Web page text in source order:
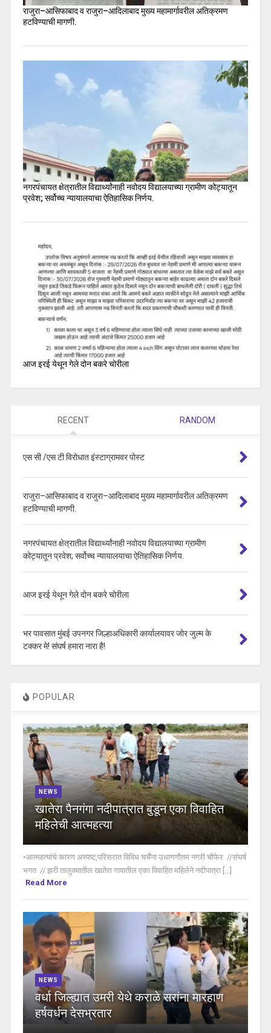
राजुरा–आसिफाबाद व राजुरा–आदिलाबाद मुख्य महामार्गावरील अतिक्रमण
हटविण्याची मागणी.
नगरपंचायत क्षेत्रातील विद्यार्थ्यांनाही नवोदय विद्यालयाच्या ग्रामीण कोट्यातून
प्रवेश; सर्वोच्च न्यायालयाचा ऐतिहासिक निर्णय.
आज इरई येथून गेले दोन बकरे चोरीला
RECENT RANDOM
एस सी /एस टी विरोधात इंस्टाग्रामवर पोस्ट
राजुरा–आसिफाबाद व राजुरा–आदिलाबाद मुख्य महामार्गावरील अतिक्रमण
हटविण्याची मागणी.
नगरपंचायत क्षेत्रातील विद्यार्थ्यांनाही नवोदय विद्यालयाच्या ग्रामीण
कोट्यातून प्रवेश; सर्वोच्च न्यायालयाचा ऐतिहासिक निर्णय.
आज इरई येथून गेले दोन बकरे चोरीला
भर पावसात मुंबई उपनगर जिल्हाअधिकारी कार्यालयावर जोर जुल्म के
टक्कर मे! संघर्ष हमारा नारा है!
POPULAR
NEWS
खातेरा पैनगंगा नदीपात्रात बुडून एका विवाहित
महिलेची आत्महत्या
•आत्महत्यांचे कारण अस्पष्ट,परिसरात विविध चर्चेंना उधाणगौतम नगरी चौफेर //संघर्ष
भगत // झरी तालुक्यातील खातेरा गावातील एका विवाहित महिलेने नदीपात्रा [...]
Read More
NEWS
वर्धा जिल्ह्यात उमरी येथे कराळे सरांना मारहाण
हर्षवर्धन देसभ्रतार